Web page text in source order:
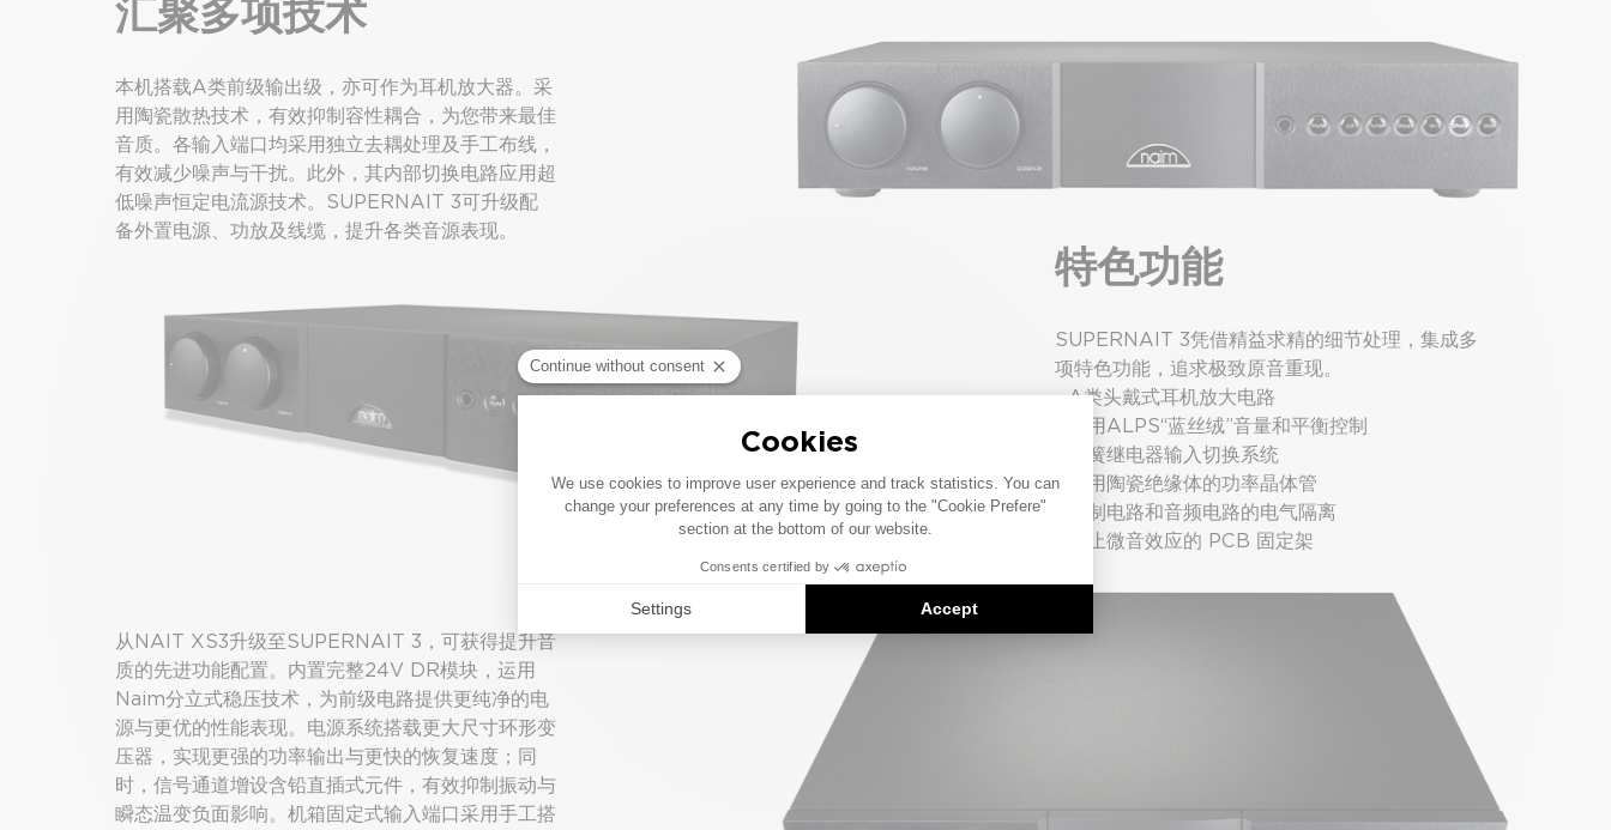
汇聚多项技术
本机搭载A类前级输出级，亦可作为耳机放大器。采
用陶瓷散热技术，有效抑制容性耦合，为您带来最佳
音质。各输入端口均采用独立去耦处理及手工布线，
有效减少噪声与干扰。此外，其内部切换电路应用超
低噪声恒定电流源技术。SUPERNAIT 3可升级配
备外置电源、功放及线缆，提升各类音源表现。
特色功能
SUPERNAIT 3凭借精益求精的细节处理，集成多
项特色功能，追求极致原音重现。
- A类头戴式耳机放大电路
- 采用ALPS“蓝丝绒”音量和平衡控制
- 舌簧继电器输入切换系统
- 采用陶瓷绝缘体的功率晶体管
- 控制电路和音频电路的电气隔离
- 防止微音效应的 PCB 固定架
从NAIT XS3升级至SUPERNAIT 3，可获得提升音
质的先进功能配置。内置完整24V DR模块，运用
Naim分立式稳压技术，为前级电路提供更纯净的电
源与更优的性能表现。电源系统搭载更大尺寸环形变
压器，实现更强的功率输出与更快的恢复速度；同
时，信号通道增设含铅直插式元件，有效抑制振动与
瞬态温变负面影响。机箱固定式输入端口采用手工搭